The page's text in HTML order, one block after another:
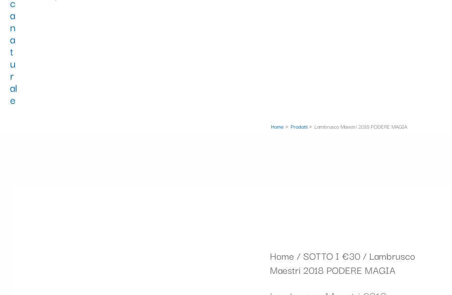
Home Prodotti Lambrusco Maestri 2018 PODERE MAGIA
Home /SOTTO I €30/ Lambrusco
Maestri 2018 PODERE MAGIA